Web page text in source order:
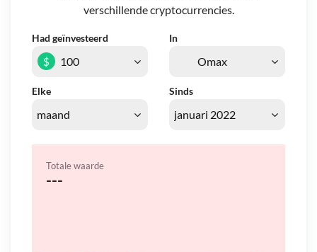
verschillende cryptocurrencies.
Had geïnvesteerd In
Elke Sinds
$
Totale waarde
---